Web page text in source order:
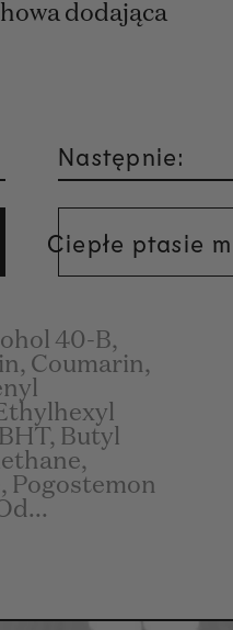
dodająca
Następnie:
Ciepłe ptasie
40-B,
Coumarin,
Butyl
Pogostemon